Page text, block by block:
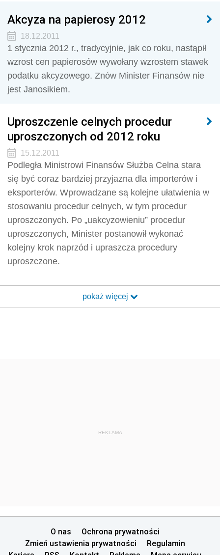
Akcyza na papierosy 2012
18.12.2011
1 stycznia 2012 r., tradycyjnie, jak co roku, nastąpił
wzrost cen papierosów wywołany wzrostem stawek
podatku akcyzowego. Znów Minister Finansów nie
jest Janosikiem.
Uproszczenie celnych procedur
uproszczonych od 2012 roku
15.12.2011
Podległa Ministrowi Finansów Służba Celna stara
się być coraz bardziej przyjazna dla importerów i
eksporterów. Wprowadzane są kolejne ułatwienia w
stosowaniu procedur celnych, w tym procedur
uproszczonych. Po „uakcyzowieniu” procedur
uproszczonych, Minister postanowił wykonać
kolejny krok naprzód i upraszcza procedury
uproszczone.
pokaż więcej
REKLAMA
O nas
Ochrona prywatności
Zmień ustawienia prywatności
Regulamin